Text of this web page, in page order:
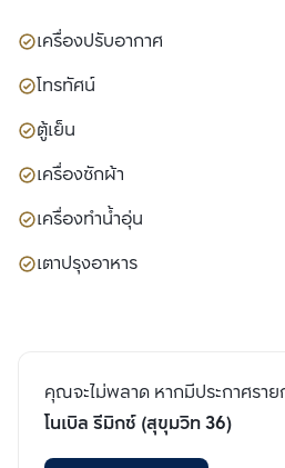
เครื่องปรับอากาศ
โทรทัศน์
ตู้เย็น
เครื่องซักผ้า
เครื่องทำน้ำอุ่น
เตาปรุงอาหาร
คุณจะไม่พลาด หากมีประกาศราย
โนเบิล รีมิกซ์ (สุขุมวิท 36)